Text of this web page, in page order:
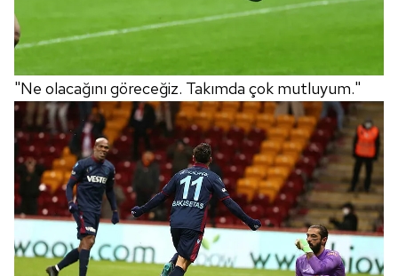
"Ne olacağını göreceğiz. Takımda çok mutluyum."